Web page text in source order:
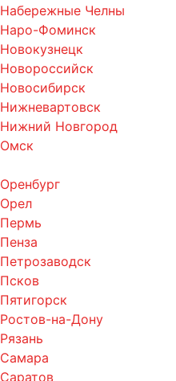
Набережные Челны
Наро-Фоминск
Новокузнецк
Новороссийск
Новосибирск
Нижневартовск
Нижний Новгород
Омск
Оренбург
Орел
Пермь
Пенза
Петрозаводск
Псков
Пятигорск
Ростов-на-Дону
Рязань
Самара
Саратов